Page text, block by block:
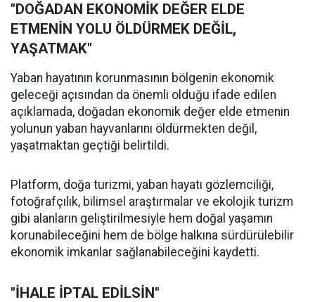
"DOĞADAN EKONOMİK DEĞER ELDE
ETMENİN YOLU ÖLDÜRMEK DEĞİL,
YAŞATMAK"
Yaban hayatının korunmasının bölgenin ekonomik
geleceği açısından da önemli olduğu ifade edilen
açıklamada, doğadan ekonomik değer elde etmenin
yolunun yaban hayvanlarını öldürmekten değil,
yaşatmaktan geçtiği belirtildi.
Platform, doğa turizmi, yaban hayatı gözlemciliği,
fotoğrafçılık, bilimsel araştırmalar ve ekolojik turizm
gibi alanların geliştirilmesiyle hem doğal yaşamın
korunabileceğini hem de bölge halkına sürdürülebilir
ekonomik imkanlar sağlanabileceğini kaydetti.
"İHALE İPTAL EDİLSİN"